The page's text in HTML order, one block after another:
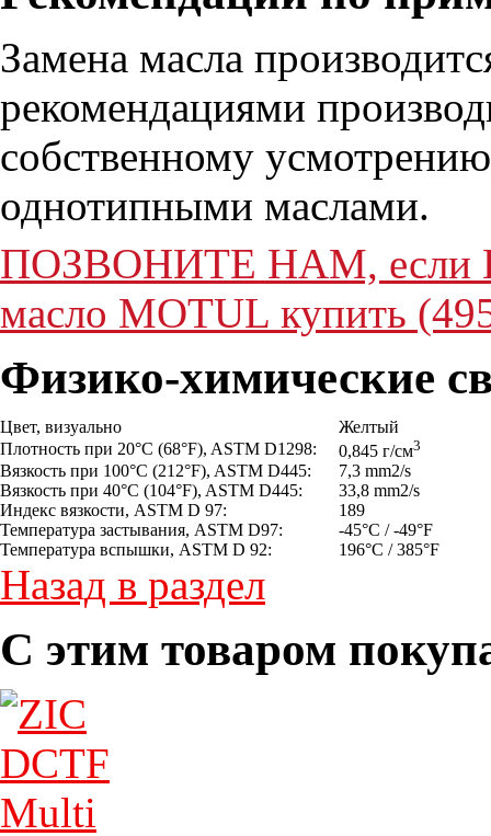
Замена масла
рекомендациями
собственному
однотипными маслами.
ПОЗВОНИТЕ НАМ, если
масло MOTUL купить
Физико-химические
Цвет, визуально
Желтый
Плотность при 20°C (68°F), ASTM D1298: 0,845 г/см3
Вязкость при 100°C (212°F), ASTM D445:
7,3 mm2/s
Вязкость при 40°C (104°F), ASTM D445:
33,8 mm2/s
Индекс вязкости, ASTM D 97:
189
Температура застывания, ASTM D97:
-45°C / -49°F
Температура вспышки, ASTM D 92:
196°C / 385°F
Назад в раздел
С этим товаром